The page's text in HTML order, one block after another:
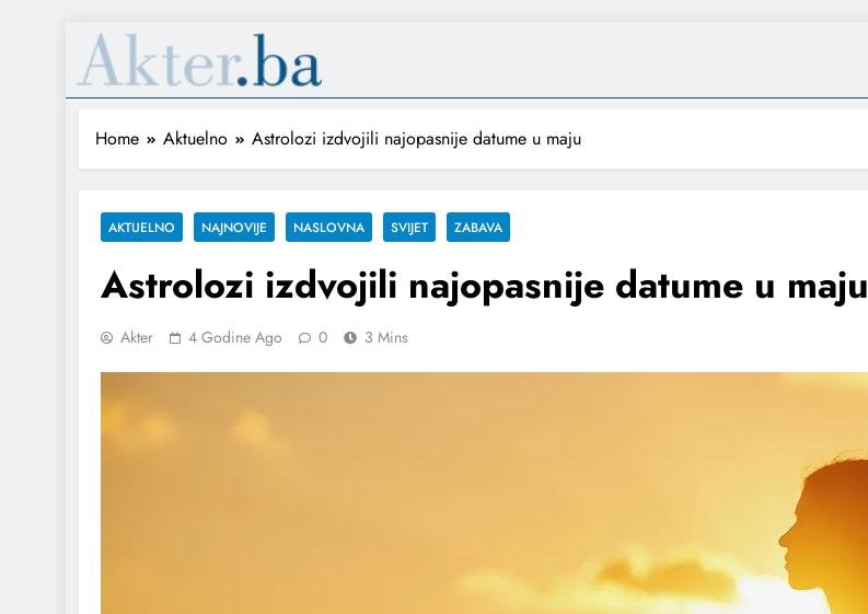
Home Aktuelno Astrolozi izdvojili najopasnije datume u maju
AKTUELNO NAJNOVIJE NASLOVNA SVIJET ZABAVA
Astrolozi izdvojili najopasnije datume u maju
Akter 4 Godine Ago 0 3 Mins